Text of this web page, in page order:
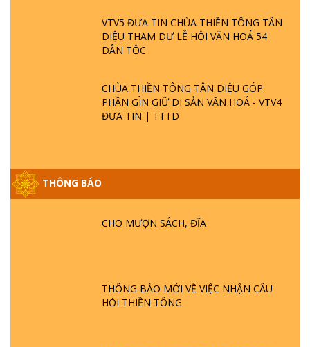
VTV5 ĐƯA TIN CHÙA THIỀN TÔNG TÂN
DIỆU THAM DỰ LỄ HỘI VĂN HOÁ 54
DÂN TỘC
CHÙA THIỀN TÔNG TÂN DIỆU GÓP
PHẦN GÌN GIỮ DI SẢN VĂN HOÁ - VTV4
ĐƯA TIN | TTTD
THÔNG BÁO
CHO MƯỢN SÁCH, ĐĨA
THÔNG BÁO MỚI VỀ VIỆC NHẬN CÂU
HỎI THIỀN TÔNG
GIẢI ĐÁP ĐẶC BIỆT P25 - SUỐT 49 NĂM
HỘI GÌ? TỬ VÌ ĐẠO
PHẬT GIỚI CÓ THỜI GIAN KHÔNG? |
TTTD